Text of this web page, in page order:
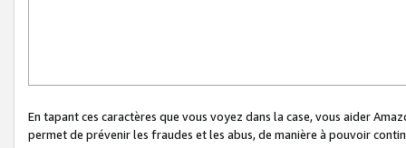
En tapant ces caractères que vous voyez dans la case, vous aider
permet de prévenir les fraudes et les abus, de manière à pouvoir